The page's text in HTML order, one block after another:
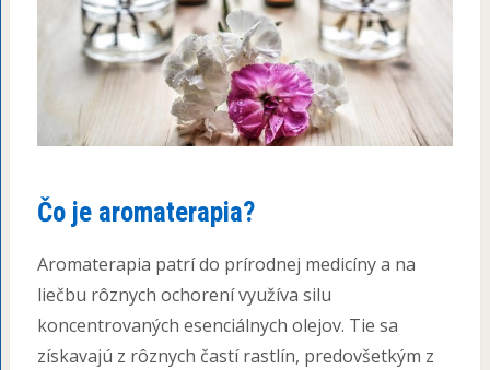
Čo je aromaterapia?
Aromaterapia patrí do prírodnej medicíny a na
liečbu rôznych ochorení využíva silu
koncentrovaných esenciálnych olejov. Tie sa
získavajú z rôznych častí rastlín, predovšetkým z